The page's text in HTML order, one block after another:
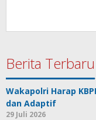
Berita Terbaru
Wakapolri Harap
dan Adaptif
29 Juli 2026